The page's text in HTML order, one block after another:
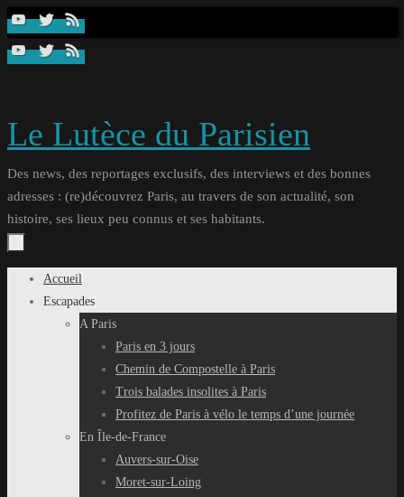
Passer
contenu
Le Lutèce du Parisien
Des news, des reportages exclusifs, des interviews et des bonnes
adresses : (re)découvrez Paris, au travers de son actualité, son
histoire, ses lieux peu connus et ses habitants.
Passer
Accueil
Escapades
A Paris
Paris en 3 jours
Chemin de Compostelle à Paris
Trois balades insolites à Paris
Profitez de Paris à vélo le temps d’une journée
En Île-de-France
Auvers-sur-Oise
Moret-sur-Loing